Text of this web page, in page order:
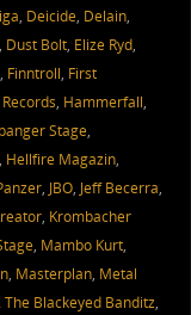
, Deicide, Delain,
Dust Bolt, Elize Ryd,
, Finntroll, First
, Hammerfall,
Stage,
, Hellfire Magazin,
, JBO, Jeff Becerra,
, Krombacher
, Mambo Kurt,
, Masterplan, Metal
The Blackeyed Banditz,